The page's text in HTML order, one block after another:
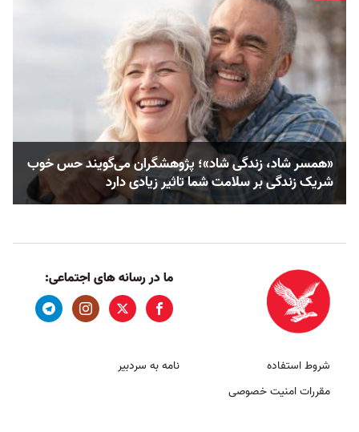
«همسر شاد، زندگی شاد»؛ پژوهشگران می‌گویند حس خوب
شریک زندگی بر سلامت شما تاثیر زیادی دارد
ما در رسانه های اجتماعی:
شروط استفاده
مقررات امنیت خصوصی
نامه به سردبیر